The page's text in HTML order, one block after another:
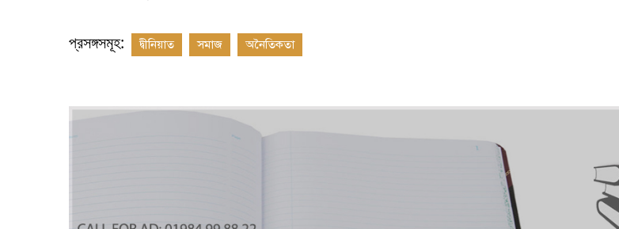
প্রসঙ্গসমূহ: দ্বীনিয়াত সমাজ অনৈতিকতা